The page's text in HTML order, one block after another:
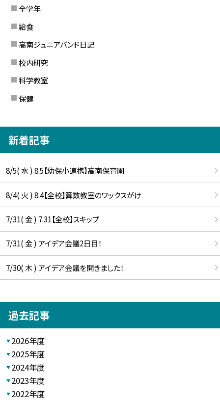
全学年
給食
高南ジュニアバンド日記
校内研究
科学教室
保健
新着記事
8/5( 水 ) 8.5【幼保小連携】高南保育園
8/4( 火 ) 8.4【全校】算数教室のワックスがけ
7/31( 金 ) 7.31【全校】スキップ
7/31( 金 ) アイデア会議2日目！
7/30( 木 ) アイデア会議を開きました！
過去記事
2026年度
2025年度
2024年度
2023年度
2022年度